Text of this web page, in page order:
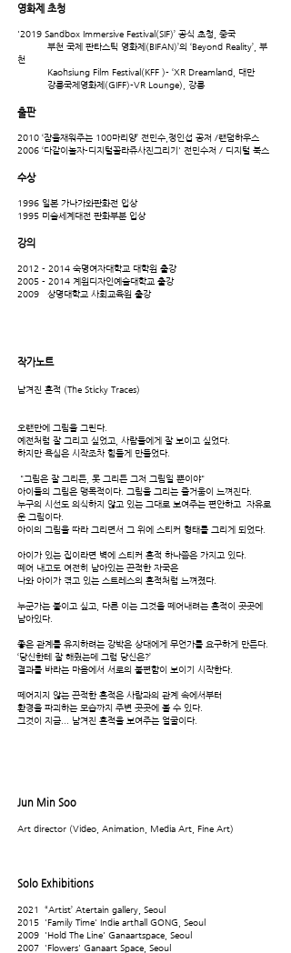
영화제 초청
'2019 Sandbox Immersive Festival(SIF)’ 공식 초청, 중국
부천 국제 판타스틱 영화제(BIFAN)’의 ‘Beyond Reality’, 부
천
Kaohsiung Film Festival(KFF )- ‘XR Dreamland, 대만
강릉국제영화제(GIFF)-VR Lounge), 강릉
출판
2010 ‘잠을재워주는 100마리양’ 전민수,정인섭 공저 /랜덤하우스
2006 ‘다같이놀자-디지털꼴라쥬사진그리기' 전민수저 / 디지털 북스
수상
1996 일본 가나가와판화전 입상
1995 미술세계대전 판화부분 입상
강의
2012 - 2014 숙명여자대학교 대학원 출강
2005 - 2014 계원디자인예술대학교 출강
2009 상명대학교 사회교육원 출강
작가노트
남겨진 흔적 (The Sticky Traces)
오랜만에 그림을 그린다.
예전처럼 잘 그리고 싶었고, 사람들에게 잘 보이고 싶었다.
하지만 욕심은 시작조차 힘들게 만들었다.
"그림은 잘 그리든, 못 그리든 그저 그림일 뿐이야"
아이들의 그림은 맹목적이다. 그림을 그리는 즐거움이 느껴진다.
누구의 시선도 의식하지 않고 있는 그대로 보여주는 편안하고 자유로
운 그림이다.
아이의 그림을 따라 그리면서 그 위에 스티커 형태를 그리게 되었다.
아이가 있는 집이라면 벽에 스티커 흔적 하나쯤은 가지고 있다.
떼어 내고도 여전히 남아있는 끈적한 자국은
나와 아이가 겪고 있는 스트레스의 흔적처럼 느껴졌다.
누군가는 붙이고 싶고, 다른 이는 그것을 떼어내려는 흔적이 곳곳에
남아있다.
좋은 관계를 유지하려는 강박은 상대에게 무언가를 요구하게 만든다.
‘당신한테 잘 해줬는데 그럼 당신은?’
결과를 바라는 마음에서 서로의 불편함이 보이기 시작한다.
떼어지지 않는 끈적한 흔적은 사람과의 관계 속에서부터
환경을 파괴하는 모습까지 주변 곳곳에 볼 수 있다.
그것이 지금... 남겨진 흔적을 보여주는 얼굴이다.
Jun Min Soo
Art director (Video, Animation, Media Art, Fine Art)
Solo Exhibitions
2021 “Artist’ Atertain gallery, Seoul
2015 'Family Time' Indie arthall GONG, Seoul
2009 'Hold The Line' Ganaartspace, Seoul
2007 'Flowers' Ganaart Space, Seoul